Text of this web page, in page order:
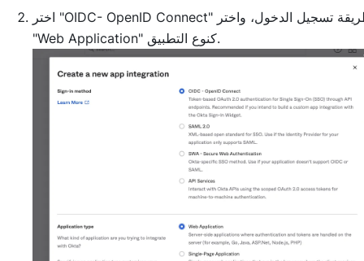
اختر "OIDC- OpenID Connect" كطريقة تسجيل الدخول، واختر
"Web Application" كنوع التطبيق.